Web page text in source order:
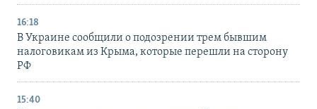
16:18
В Украине сообщили о подозрении трем бывшим
налоговикам из Крыма, которые перешли на сторону
РФ
15:40